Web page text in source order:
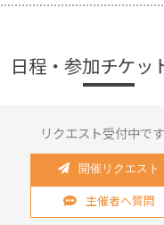
日程・参加チケッ
リクエスト受付中です
開催リクエスト
主催者へ質問